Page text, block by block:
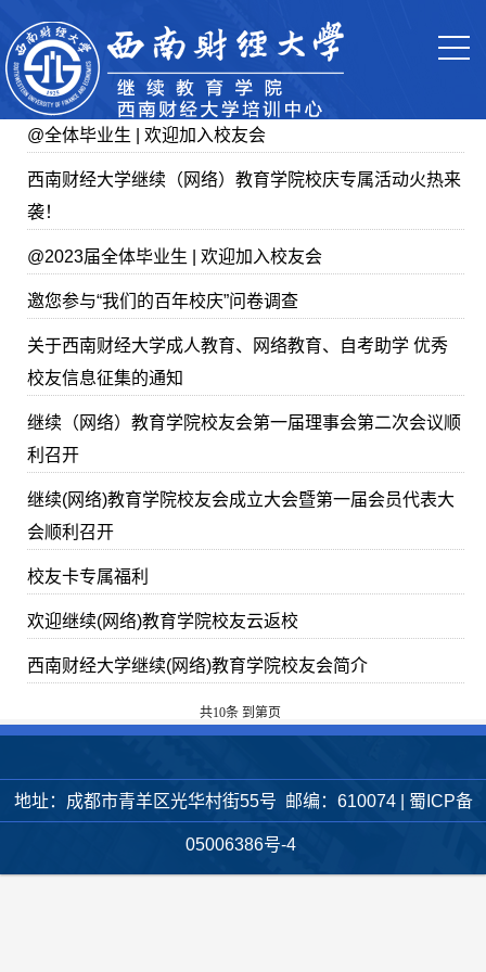
@全体毕业生 | 欢迎加入校友会
西南财经大学继续（网络）教育学院校庆专属活动火热来
袭！
@2023届全体毕业生 | 欢迎加入校友会
邀您参与“我们的百年校庆”问卷调查
关于西南财经大学成人教育、网络教育、自考助学 优秀
校友信息征集的通知
继续（网络）教育学院校友会第一届理事会第二次会议顺
利召开
继续(网络)教育学院校友会成立大会暨第一届会员代表大
会顺利召开
校友卡专属福利
欢迎继续(网络)教育学院校友云返校
西南财经大学继续(网络)教育学院校友会简介
共10条 到第 页
地址：成都市青羊区光华村街55号 邮编：610074 | 蜀ICP备
05006386号-4